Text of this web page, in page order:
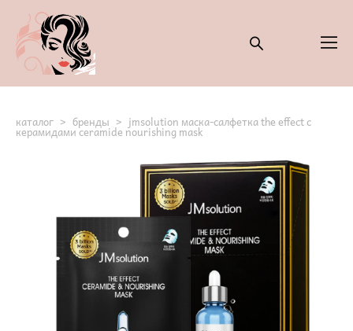
каталог > бренды > jmsolution маска-салфетка the effect с
керамидами ceramide nourishing mask